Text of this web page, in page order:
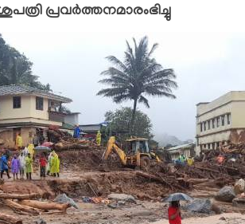
പ്രവർത്തനമാരംഭിച്ചു